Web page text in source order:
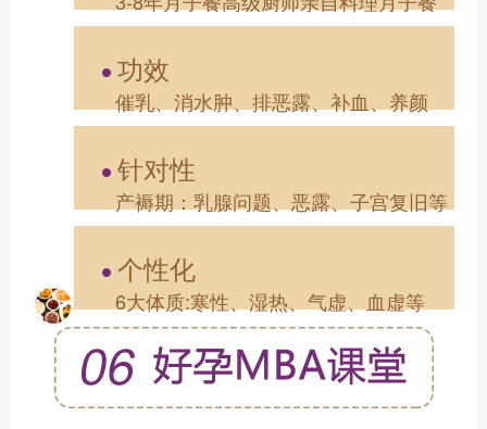
功效
催乳、消水肿、排恶露、补血、养颜
针对性
产褥期：乳腺问题、恶露、子宫复旧等
个性化
6大体质:寒性、湿热、气虚、血虚等